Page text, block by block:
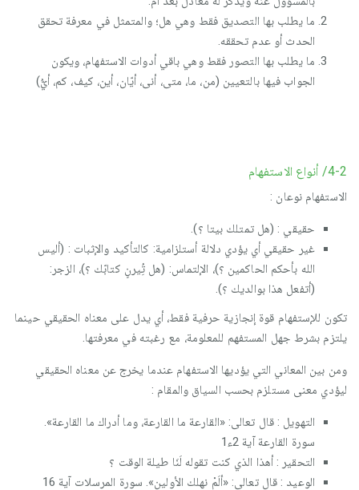
ما يطلب بها التصديق فقط وهي هل؛ والمتمثل في معرفة تحقق
الحدث أو عدم تحققه.
ما يطلب بها التصور فقط وهي باقي أدوات الاستفهام، ويكون
الجواب فيها بالتعيين (من، ما، متى، أنى، أيّان، أين، كيف، كم، أيُّ)
4-2/ أنواع الاستفهام
الاستفهام نوعان :
حقيقي : (هل تمتلك بيتا ؟).
غير حقيقي أي يؤدي دلالة أستلزامية: كالتأكيد والإثبات : (أليس
الله بأحكم الحاكمين ؟)، الإلتماس: (هل تُِيرنٍ كتابّك ؟)، الزجر:
(أتفعل هذا بوالديك ؟).
تكون للإستفهام قوة إنجازية حرفية فقط، أي يدل على معناه الحقيقي حينما
يلتزم بشرط جهل المستفهم للمعلومة، مع رغبته في معرفتها.
ومن بين المعاني التي يؤديها الاستفهام عندما يخرج عن معناه الحقيقي
ليؤدي معنى مستلزم بحسب السياق والمقام :
التهويل : قال تعالى: «القارعة ما القارعة، وما أدراك ما القارعة».
سورة القارعة آية 2ء1
التحقير : أهذا الذي كنت تقوله لَنَا طيلة الوقت ؟
الوعيد : قال تعالى: «ألَمْ نهلك الأولين». سورة المرسلات آية 16